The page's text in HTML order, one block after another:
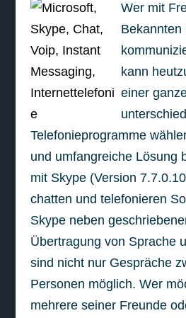
Wer mit
Bekannten
kann
einer
Telefonieprogramme
und umfangreiche Lösung
mit Skype (Version
chatten und telefonieren
Skype neben
Übertragung von Sprache
sind nicht nur Gespräche
Personen möglich. Wer
mehrere seiner Freunde